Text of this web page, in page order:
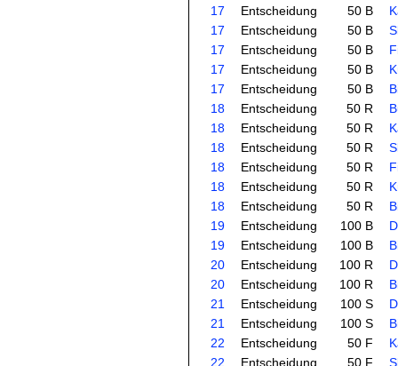
17
Entscheidung 50 B
17
Entscheidung 50 B
17
Entscheidung 50 B
17
Entscheidung 50 B
17
Entscheidung 50 B
18
Entscheidung 50 R
18
Entscheidung 50 R
18
Entscheidung 50 R
18
Entscheidung 50 R
18
Entscheidung 50 R
18
Entscheidung 50 R
19
Entscheidung 100 B
19
Entscheidung 100 B
20
Entscheidung 100 R
20
Entscheidung 100 R
21
Entscheidung 100 S
21
Entscheidung 100 S
22
Entscheidung 50 F
22
Entscheidung 50 F